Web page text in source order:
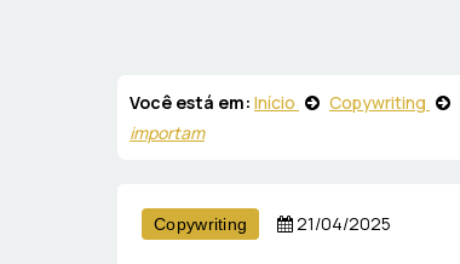
Você está em: Início Copywriting
importam
Copywriting 21/04/2025